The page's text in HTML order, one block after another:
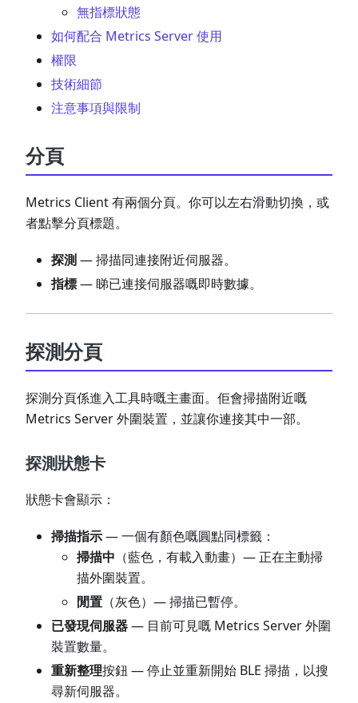
無指標狀態
如何配合 Metrics Server 使用
權限
技術細節
注意事項與限制
分頁
Metrics Client 有兩個分頁。你可以左右滑動切換，或
者點擊分頁標題。
探測— 掃描同連接附近伺服器。
指標— 睇已連接伺服器嘅即時數據。
探測分頁
探測分頁係進入工具時嘅主畫面。佢會掃描附近嘅
Metrics Server 外圍裝置，並讓你連接其中一部。
探測狀態卡
狀態卡會顯示：
掃描指示— 一個有顏色嘅圓點同標籤：
掃描中 （藍色，有載入動畫）— 正在主動掃
描外圍裝置。
閒置 （灰色）— 掃描已暫停。
已發現伺服器— 目前可見嘅 Metrics Server 外圍
裝置數量。
重新整理按鈕 — 停止並重新開始 BLE 掃描，以搜
尋新伺服器。